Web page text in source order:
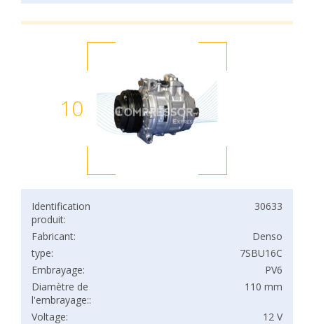
10
Identification
produit:
30633
Fabricant:
Denso
type:
7SBU16C
Embrayage:
PV6
Diamètre de
l'embrayage::
110 mm
Voltage: 12 V